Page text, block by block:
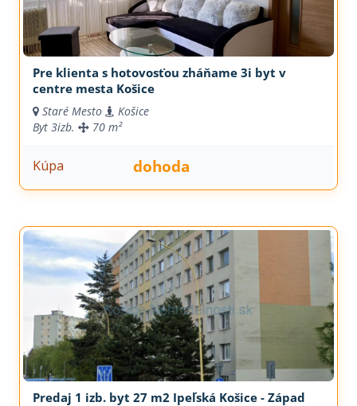
Pre klienta s hotovosťou zháňame 3i byt v
centre mesta Košice
Staré Mesto
Košice
Byt 3izb. 70 m²
Kúpa dohoda
Predaj 1 izb. byt 27 m2 Ipeľská Košice - Západ